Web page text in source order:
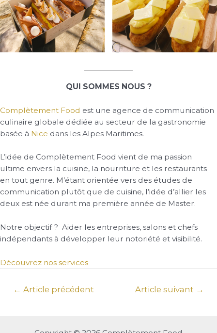
QUI SOMMES NOUS ?
Complètement Food est une agence de communication
culinaire globale dédiée au secteur de la gastronomie
basée à Nice dans les Alpes Maritimes.
L’idée de Complètement Food vient de ma passion
ultime envers la cuisine, la nourriture et les restaurants
en tout genre. M’étant orientée vers des études de
communication plutôt que de cuisine, l’idée d’allier les
deux est née durant ma première année de Master.
Notre objectif ? Aider les entreprises, salons et chefs
indépendants à développer leur notoriété et visibilité.
Découvrez nos services
← Article précédent Article suivant →